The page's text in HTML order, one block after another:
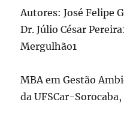
Autores: José Felipe
Dr. Júlio César
Mergulhão1
MBA em Gestão
da UFSCar-Sorocaba,